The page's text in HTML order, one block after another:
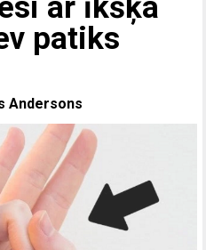
patiks
Andersons